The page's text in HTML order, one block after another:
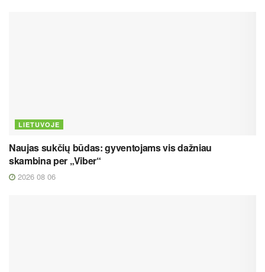
LIETUVOJE
Naujas sukčių būdas: gyventojams vis dažniau
skambina per „Viber“
2026 08 06